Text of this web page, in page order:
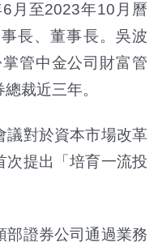
月至2023年10月曆
長、董事長。吳波
管中金公司財富管
裁近三年。
對於資本市場改革
次提出「培育一流投
證券公司通過業務